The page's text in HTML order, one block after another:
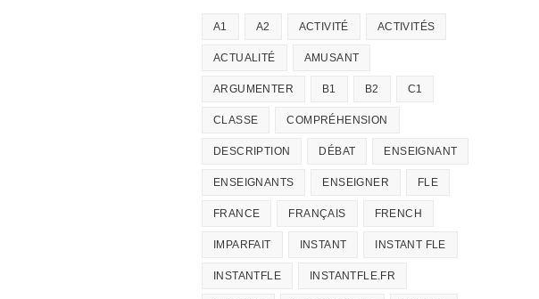
A1 A2 ACTIVITÉ ACTIVITÉS
ACTUALITÉ AMUSANT
ARGUMENTER B1 B2 C1
CLASSE COMPRÉHENSION
DESCRIPTION DÉBAT ENSEIGNANT
ENSEIGNANTS ENSEIGNER FLE
FRANCE FRANÇAIS FRENCH
IMPARFAIT INSTANT INSTANT FLE
INSTANTFLE INSTANTFLE.FR